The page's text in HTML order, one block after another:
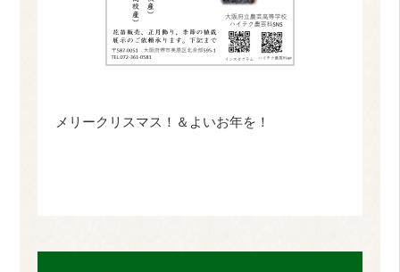
メリークリスマス！＆よいお年を！